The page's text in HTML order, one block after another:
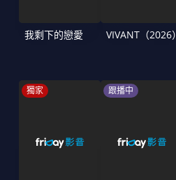
我剩下的戀愛 VIVANT（2026）
獨家 跟播中